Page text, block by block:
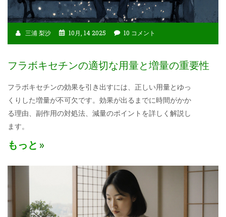
三浦 梨沙 10月, 14 2025 10 コメント
フラボキセチンの適切な用量と増量の重要性
フラボキセチンの効果を引き出すには、正しい用量とゆっ
くりした増量が不可欠です。効果が出るまでに時間がかか
る理由、副作用の対処法、減量のポイントを詳しく解説し
ます。
もっと